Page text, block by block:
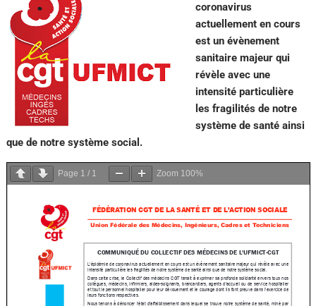
coronavirus
actuellement en cours
est un évènement
sanitaire majeur qui
révèle avec une
intensité particulière
les fragilités de notre
système de santé ainsi
que de notre système social.
Page 1 / 1 Zoom 100%